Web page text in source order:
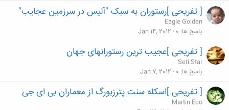
[ تفریحی ]رستوران به سبک "آلیس در سرزمین عجایب"
Eagle Golden
پاسخ ها 0
Jan 14, 2012
[ تفریحی ]عجیب ترین رستورانهای جهان
Seti.Star
پاسخ ها 0
Jan 7, 2012
[ تفریحی ]اسکله سنت پترزبورگ از معماران بی ای جی
Martin Eco